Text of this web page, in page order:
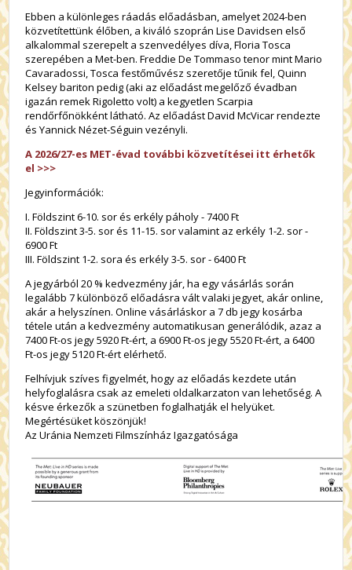
Ebben a különleges ráadás előadásban, amelyet 2024-ben
közvetítettünk élőben, a kiváló szoprán Lise Davidsen első
alkalommal szerepelt a szenvedélyes díva, Floria Tosca
szerepében a Met-ben. Freddie De Tommaso tenor mint Mario
Cavaradossi, Tosca festőművész szeretője tűnik fel, Quinn
Kelsey bariton pedig (aki az előadást megelőző évadban
igazán remek Rigoletto volt) a kegyetlen Scarpia
rendőrfőnökként látható. Az előadást David McVicar rendezte
és Yannick Nézet-Séguin vezényli.
A 2026/27-es MET-évad további közvetítései itt érhetők
el >>>
Jegyinformációk:
I. Földszint 6-10. sor és erkély páholy - 7400 Ft
II. Földszint 3-5. sor és 11-15. sor valamint az erkély 1-2. sor -
6900 Ft
III. Földszint 1-2. sora és erkély 3-5. sor - 6400 Ft
A jegyárból 20 % kedvezmény jár, ha egy vásárlás során
legalább 7 különböző előadásra vált valaki jegyet, akár online,
akár a helyszínen. Online vásárláskor a 7 db jegy kosárba
tétele után a kedvezmény automatikusan generálódik, azaz a
7400 Ft-os jegy 5920 Ft-ért, a 6900 Ft-os jegy 5520 Ft-ért, a 6400
Ft-os jegy 5120 Ft-ért elérhető.
Felhívjuk szíves figyelmét, hogy az előadás kezdete után
helyfoglalásra csak az emeleti oldalkarzaton van lehetőség. A
késve érkezők a szünetben foglalhatják el helyüket.
Megértésüket köszönjük!
Az Uránia Nemzeti Filmszínház Igazgatósága